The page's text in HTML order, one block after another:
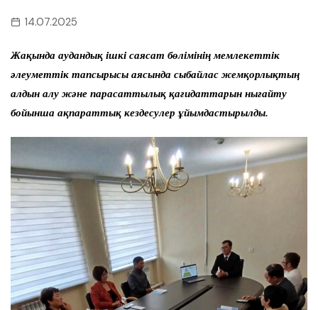
14.07.2025
Жақында аудандық ішкі саясат бөлімінің мемлекеттік
әлеуметтік тапсырысы аясында сыбайлас жемқорлықтың
алдын алу және парасаттылық қағидаттарын нығайту
бойынша ақпараттық кездесулер ұйымдастырылды.